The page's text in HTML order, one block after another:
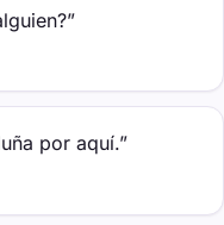
por aquí.”